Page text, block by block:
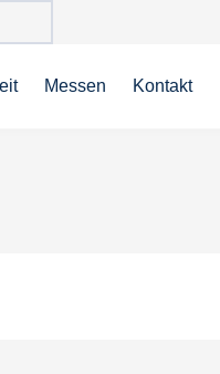
Messen Kontakt